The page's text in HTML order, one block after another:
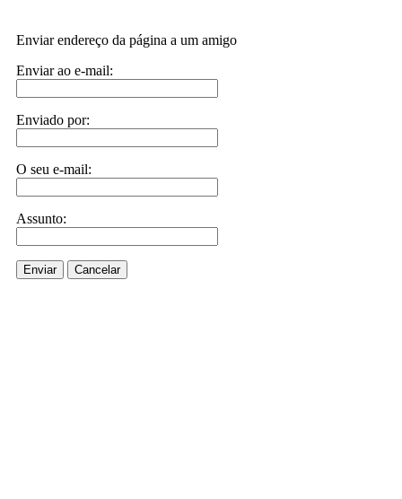
Enviar endereço da página a um amigo
Enviar ao e-mail:
Enviado por:
O seu e-mail:
Assunto:
Enviar Cancelar